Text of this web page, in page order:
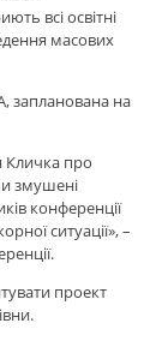
всі освітні
масових
запланована на
Кличка про
змушені
конференції
ситуації», –
проект